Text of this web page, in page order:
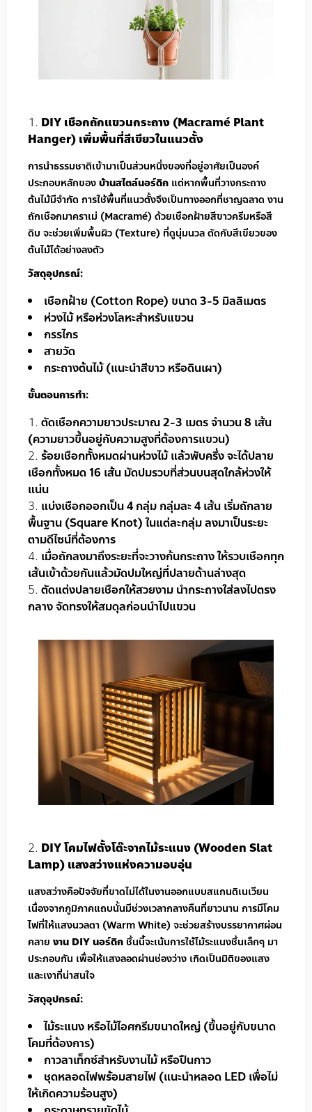
DIY เชือกถักแขวนกระถาง (Macramé Plant
Hanger) เพิ่มพื้นที่สีเขียวในแนวตั้ง
การนำธรรมชาติเข้ามาเป็นส่วนหนึ่งของที่อยู่อาศัยเป็นองค์
ประกอบหลักของบ้านสไตล์นอร์ดิก แต่หากพื้นที่วางกระถาง
ต้นไม้มีจำกัด การใช้พื้นที่แนวตั้งจึงเป็นทางออกที่ชาญฉลาด งาน
ถักเชือกมาคราเม่ (Macramé) ด้วยเชือกฝ้ายสีขาวครีมหรือสี
ดิบ จะช่วยเพิ่มพื้นผิว (Texture) ที่ดูนุ่มนวล ตัดกับสีเขียวของ
ต้นไม้ได้อย่างลงตัว
วัสดุอุปกรณ์:
เชือกฝ้าย (Cotton Rope) ขนาด 3-5 มิลลิเมตร
ห่วงไม้ หรือห่วงโลหะสำหรับแขวน
กรรไกร
สายวัด
กระถางต้นไม้ (แนะนำสีขาว หรือดินเผา)
ขั้นตอนการทำ:
ตัดเชือกความยาวประมาณ 2-3 เมตร จำนวน 8 เส้น
(ความยาวขึ้นอยู่กับความสูงที่ต้องการแขวน)
ร้อยเชือกทั้งหมดผ่านห่วงไม้ แล้วพับครึ่ง จะได้ปลาย
เชือกทั้งหมด 16 เส้น มัดปมรวบที่ส่วนบนสุดใกล้ห่วงให้
แน่น
แบ่งเชือกออกเป็น 4 กลุ่ม กลุ่มละ 4 เส้น เริ่มถักลาย
พื้นฐาน (Square Knot) ในแต่ละกลุ่ม ลงมาเป็นระยะ
ตามดีไซน์ที่ต้องการ
เมื่อถักลงมาถึงระยะที่จะวางก้นกระถาง ให้รวบเชือกทุก
เส้นเข้าด้วยกันแล้วมัดปมใหญ่ที่ปลายด้านล่างสุด
ตัดแต่งปลายเชือกให้สวยงาม นำกระถางใส่ลงไปตรง
กลาง จัดทรงให้สมดุลก่อนนำไปแขวน
DIY โคมไฟตั้งโต๊ะจากไม้ระแนง (Wooden Slat
Lamp) แสงสว่างแห่งความอบอุ่น
แสงสว่างคือปัจจัยที่ขาดไม่ได้ในงานออกแบบสแกนดิเนเวียน
เนื่องจากภูมิภาคแถบนั้นมีช่วงเวลากลางคืนที่ยาวนาน การมีโคม
ไฟที่ให้แสงนวลตา (Warm White) จะช่วยสร้างบรรยากาศผ่อน
คลาย งาน DIY นอร์ดิก ชิ้นนี้จะเน้นการใช้ไม้ระแนงชิ้นเล็กๆ มา
ประกอบกัน เพื่อให้แสงลอดผ่านช่องว่าง เกิดเป็นมิติของแสง
และเงาที่น่าสนใจ
วัสดุอุปกรณ์:
ไม้ระแนง หรือไม้ไอศกรีมขนาดใหญ่ (ขึ้นอยู่กับขนาด
โคมที่ต้องการ)
กาวลาเท็กซ์สำหรับงานไม้ หรือปืนกาว
ชุดหลอดไฟพร้อมสายไฟ (แนะนำหลอด LED เพื่อไม่
ให้เกิดความร้อนสูง)